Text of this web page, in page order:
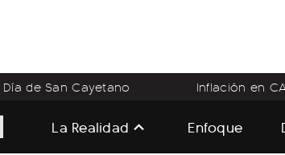
Día de San Cayetano Inflación en
La Realidad Enfoque